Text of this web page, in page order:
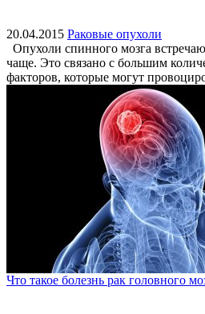
20.04.2015 Раковые опухоли
Опухоли спинного мозга
чаще. Это связано с большим
факторов, которые могут
Что такое болезнь рак головного